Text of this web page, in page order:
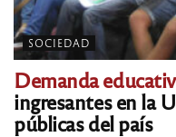
SOCIEDAD
Demanda
ingresantes en la
públicas del país